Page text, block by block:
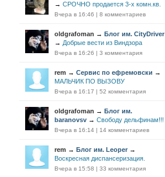
→ СРОЧНО продается 3-х комн.кв.
Вчера в 16:46 | 8 комментариев
oldgrafoman → Блог им. CityDriver
→ Добрые вести из Виндзора
Вчера в 16:26 | 3 комментария
rem → Сервис по ефремовски →
МАЛЬЧИК ПО ВЫЗОВУ
Вчера в 16:17 | 52 комментария
oldgrafoman → Блог им.
baranovsv → Свободу дельфинам!!!
Вчера в 16:14 | 14 комментариев
rem → Блог им. Leoper →
Воскресная диспансеризация.
Вчера в 15:58 | 33 комментария